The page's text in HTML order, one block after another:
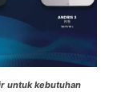
untuk kebutuhan